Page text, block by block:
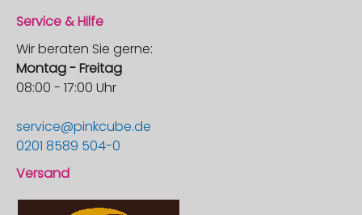
Service & Hilfe
Wir beraten Sie gerne:
Montag - Freitag
08:00 - 17:00 Uhr
service@pinkcube.de
0201 8589 504-0
Versand